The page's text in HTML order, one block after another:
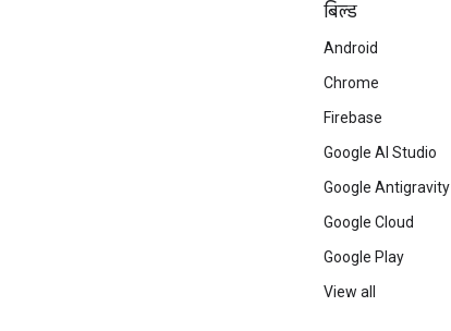
बिल्ड
Android
Chrome
Firebase
Google AI Studio
Google Antigravity
Google Cloud
Google Play
View all